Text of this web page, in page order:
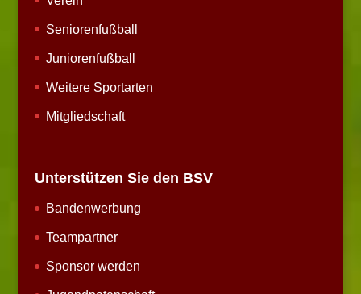
Seniorenfußball
Juniorenfußball
Weitere Sportarten
Mitgliedschaft
Unterstützen Sie den BSV
Bandenwerbung
Teampartner
Sponsor werden